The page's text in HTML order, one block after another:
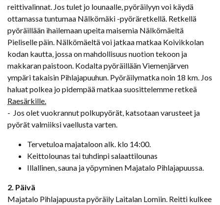
reittivalinnat. Jos tulet jo lounaalle, pyöräilyyn voi käydä
ottamassa tuntumaa Nälkömäki -pyöräretkellä. Retkellä
pyöräillään ihailemaan upeita maisemia Nälkömäeltä
Pieliselle päin. Nälkömäeltä voi jatkaa matkaa Koivikkolan
kodan kautta, jossa on mahdollisuus nuotion tekoon ja
makkaran paistoon. Kodalta pyöräillään Viemenjärven
ympäri takaisin Pihlajapuuhun. Pyöräilymatka noin 18 km. Jos
haluat polkea jo pidempää matkaa suosittelemme retkeä
Raesärkille.
- Jos olet vuokrannut polkupyörät, katsotaan varusteet ja
pyörät valmiiksi vaellusta varten.
Tervetuloa majataloon alk. klo 14:00.
Keittolounas tai tuhdinpi salaattilounas
Illallinen, sauna ja yöpyminen Majatalo Pihlajapuussa.
2. Päivä
Majatalo Pihlajapuusta pyöräily Laitalan Lomiin. Reitti kulkee